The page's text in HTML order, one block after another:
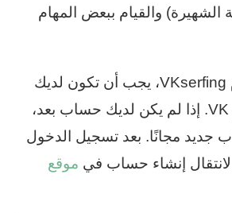
الشهيرة) والقيام ببعض المهام
للبدء في استخدام VKserfing، يجب أن تكون لديك
حساب على موقع VK. إذا لم يكن لديك حساب بعد،
جديد مجانًا. بعد تسجيل الدخول
إنشاء حساب في موقع